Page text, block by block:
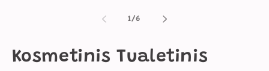
1/iš
6
Kosmetinis Tualetinis